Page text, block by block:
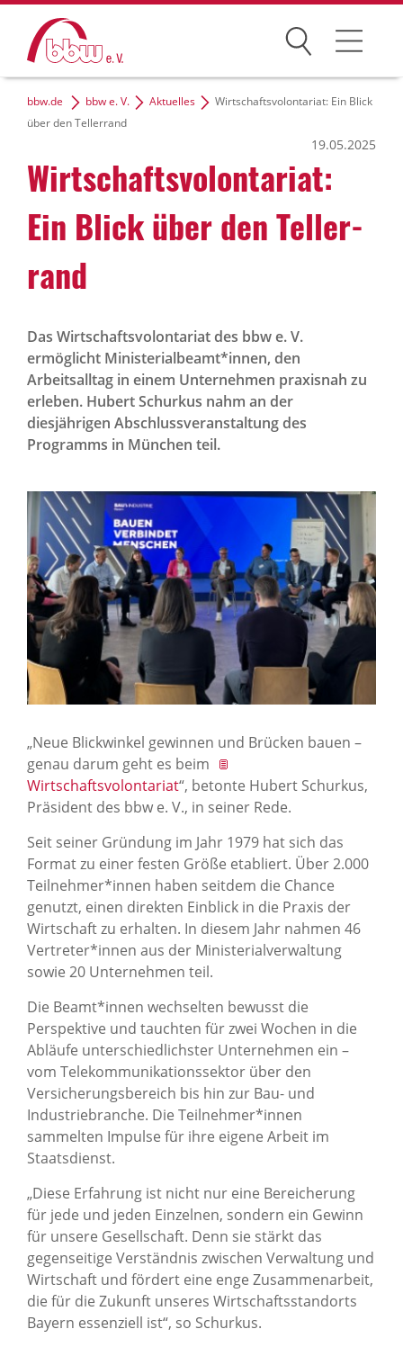
Suchen
Der bbw e. V.
Themen
Dialog und Netzwerke
Karriere
bbw-Gruppe
News Archiv
bbw.de bbw e. V. Aktuelles
Wirtschaftsvolontariat: Ein Blick
über den Tellerrand
Wirt­schafts­vo­lon­ta­riat:
Ein Blick über den Teller­
rand
19.05.2025
Das Wirtschaftsvolontariat des bbw e. V.
ermöglicht Ministerialbeamt*innen, den
Arbeitsalltag in einem Unternehmen praxisnah zu
erleben. Hubert Schurkus nahm an der
diesjährigen Abschlussveranstaltung des
Programms in München teil.
„Neue Blickwinkel gewinnen und Brücken bauen –
genau darum geht es beim
Wirtschaftsvolontariat“, betonte Hubert Schurkus,
Präsident des bbw e. V., in seiner Rede.
Seit seiner Gründung im Jahr 1979 hat sich das
Format zu einer festen Größe etabliert. Über 2.000
Teilnehmer*innen haben seitdem die Chance
genutzt, einen direkten Einblick in die Praxis der
Wirtschaft zu erhalten. In diesem Jahr nahmen 46
Vertreter*innen aus der Ministerialverwaltung
sowie 20 Unternehmen teil.
Die Beamt*innen wechselten bewusst die
Perspektive und tauchten für zwei Wochen in die
Abläufe unterschiedlichster Unternehmen ein –
vom Telekommunikationssektor über den
Versicherungsbereich bis hin zur Bau- und
Industriebranche. Die Teilnehmer*innen
sammelten Impulse für ihre eigene Arbeit im
Staatsdienst.
„Diese Erfahrung ist nicht nur eine Bereicherung
für jede und jeden Einzelnen, sondern ein Gewinn
für unsere Gesellschaft. Denn sie stärkt das
gegenseitige Verständnis zwischen Verwaltung und
Wirtschaft und fördert eine enge Zusammenarbeit,
die für die Zukunft unseres Wirtschaftsstandorts
Bayern essenziell ist“, so Schurkus.